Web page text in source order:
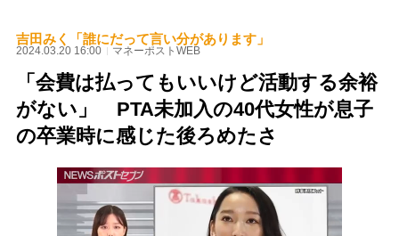
吉田みく「誰にだって言い分があります」
2024.03.20 16:00 マネーポストWEB
「会費は払ってもいいけど活動する余裕
がない」 PTA未加入の40代女性が息子
の卒業時に感じた後ろめたさ